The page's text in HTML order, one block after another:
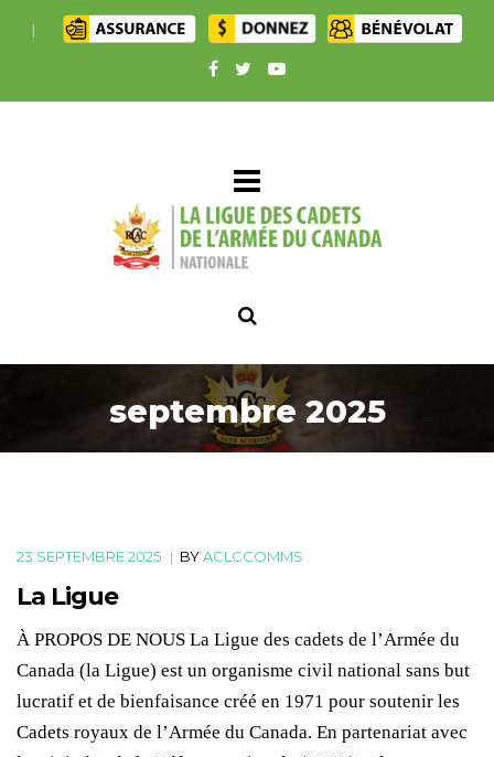
septembre 2025
23 SEPTEMBRE 2025 | BYACLCCOMMS
La Ligue
À PROPOS DE NOUS La Ligue des cadets de l’Armée du
Canada (la Ligue) est un organisme civil national sans but
lucratif et de bienfaisance créé en 1971 pour soutenir les
Cadets royaux de l’Armée du Canada. En partenariat avec